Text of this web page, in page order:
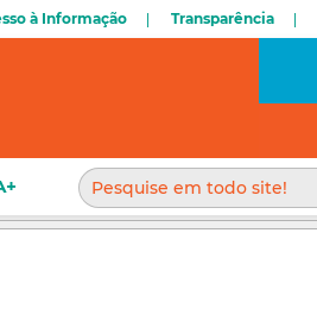
à Informação Transparência